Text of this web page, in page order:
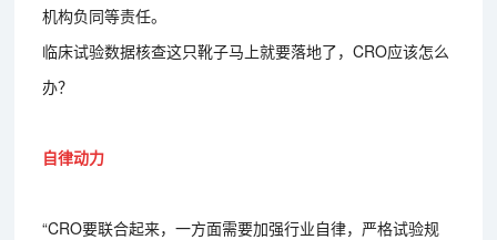
机构负同等责任。
临床试验数据核查这只靴子马上就要落地了，CRO应该怎么
办？
自律动力
“CRO要联合起来，一方面需要加强行业自律，严格试验规